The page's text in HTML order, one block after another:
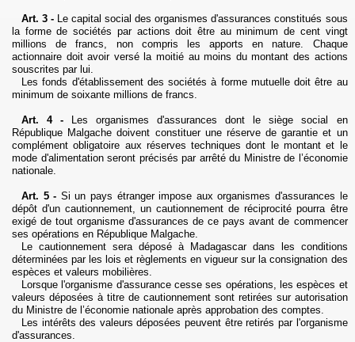
Art. 3 - Le capital social des organismes d'assurances constitués sous
la forme de sociétés par actions doit être au minimum de cent vingt
millions de francs, non compris les apports en nature. Chaque
actionnaire doit avoir versé la moitié au moins du montant des actions
souscrites par lui.
Les fonds d'établissement des sociétés à forme mutuelle doit être au
minimum de soixante millions de francs.
Art. 4 - Les organismes d'assurances dont le siège social en
République Malgache doivent constituer une réserve de garantie et un
complément obligatoire aux réserves techniques dont le montant et le
mode d'alimentation seront précisés par arrêté du Ministre de l’économie
nationale.
Art. 5 - Si un pays étranger impose aux organismes d'assurances le
dépôt d'un cautionnement, un cautionnement de réciprocité pourra être
exigé de tout organisme d'assurances de ce pays avant de commencer
ses opérations en République Malgache.
Le cautionnement sera déposé à Madagascar dans les conditions
déterminées par les lois et règlements en vigueur sur la consignation des
espèces et valeurs mobilières.
Lorsque l'organisme d'assurance cesse ses opérations, les espèces et
valeurs déposées à titre de cautionnement sont retirées sur autorisation
du Ministre de l’économie nationale après approbation des comptes.
Les intérêts des valeurs déposées peuvent être retirés par l'organisme
d'assurances.